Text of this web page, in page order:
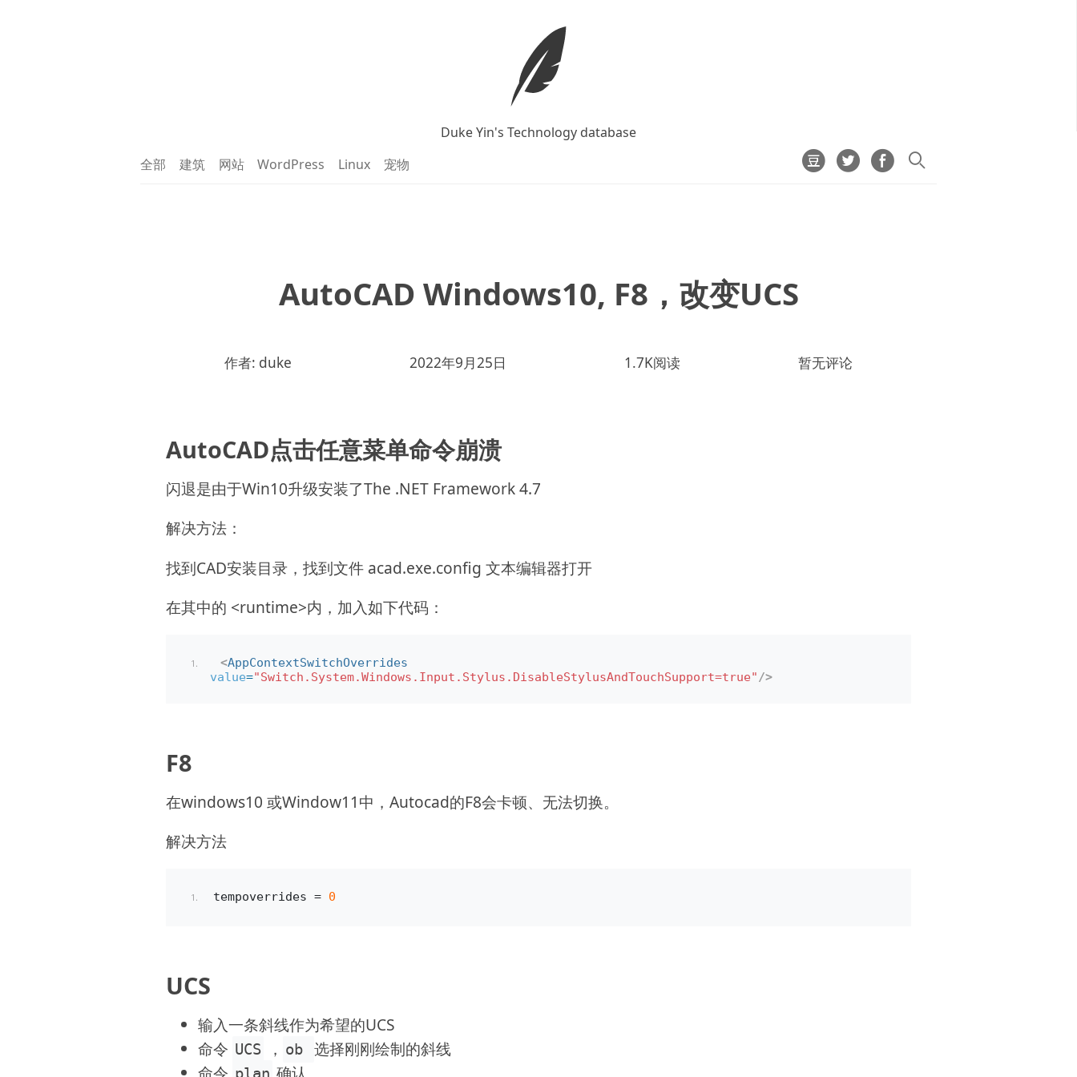
Duke Yin's Technology database
全部
建筑 网站 WordPress Linux 宠物
AutoCAD Windows10, F8，改变UCS
作者: duke 2022年9月25日 1.7K阅读 暂无评论
AutoCAD点击任意菜单命令崩溃
闪退是由于Win10升级安装了The .NET Framework 4.7
解决方法：
找到CAD安装目录，找到文件 acad.exe.config 文本编辑器打开
在其中的 <runtime>内，加入如下代码：
<AppContextSwitchOverrides
value="Switch.System.Windows.Input.Stylus.DisableStylusAndTouchSupport=true"/>
F8
在windows10 或Window11中，Autocad的F8会卡顿、无法切换。
解决方法
tempoverrides = 0
UCS
输入一条斜线作为希望的UCS
命令 UCS ， ob
选择刚刚绘制的斜线
命令
确认。